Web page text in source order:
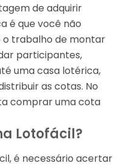
de adquirir
é que você não
trabalho de montar
participantes,
uma casa lotérica,
as cotas. No
comprar uma cota
Lotofácil?
é necessário acertar